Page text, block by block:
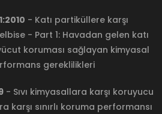
- Katı partiküllere karşı
- Part 1: Havadan gelen katı
koruması sağlayan kimyasal
gereklilikleri
- Sıvı kimyasallara karşı koruyucu
karşı sınırlı koruma performansı